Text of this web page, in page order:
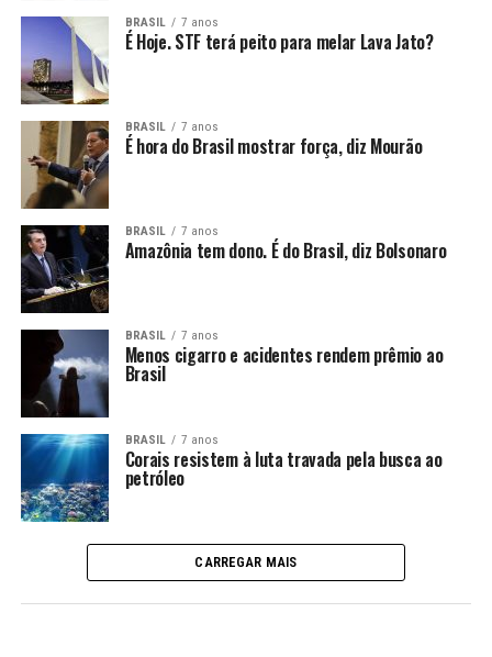
BRASIL 7 anos
É Hoje. STF terá peito para melar Lava Jato?
BRASIL 7 anos
É hora do Brasil mostrar força, diz Mourão
BRASIL 7 anos
Amazônia tem dono. É do Brasil, diz Bolsonaro
BRASIL 7 anos
Menos cigarro e acidentes rendem prêmio ao
Brasil
BRASIL 7 anos
Corais resistem à luta travada pela busca ao
petróleo
CARREGAR MAIS